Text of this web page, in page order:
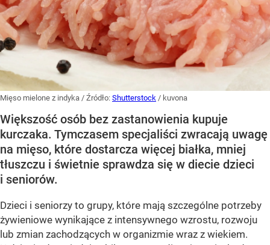
Mięso mielone z indyka / Źródło: Shutterstock / kuvona
Większość osób bez zastanowienia kupuje
kurczaka. Tymczasem specjaliści zwracają uwagę
na mięso, które dostarcza więcej białka, mniej
tłuszczu i świetnie sprawdza się w diecie dzieci
i seniorów.
Dzieci i seniorzy to grupy, które mają szczególne potrzeby
żywieniowe wynikające z intensywnego wzrostu, rozwoju
lub zmian zachodzących w organizmie wraz z wiekiem.